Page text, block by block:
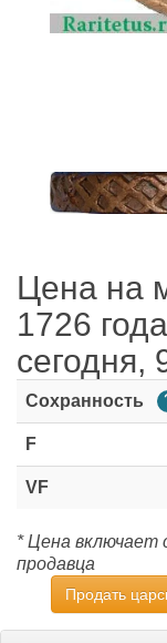
Цена на
1726
сегодня,
Сохранность
F
VF
* Цена включает
продавца
Продать